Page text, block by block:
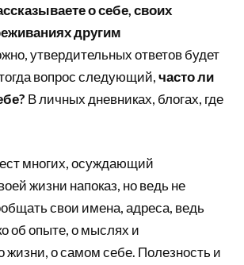
о себе, своих
другим
утвердительных ответов будет
вопрос следующий,часто ли
В личных дневниках, блогах, где
многих, осуждающий
жизни напоказ, но ведь не
свои имена, адреса, ведь
об опыте, о мыслях и
жизни, о самом себе. Полезность и